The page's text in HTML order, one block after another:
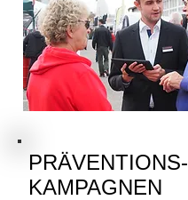
PRÄVENTIONS-
KAMPAGNEN